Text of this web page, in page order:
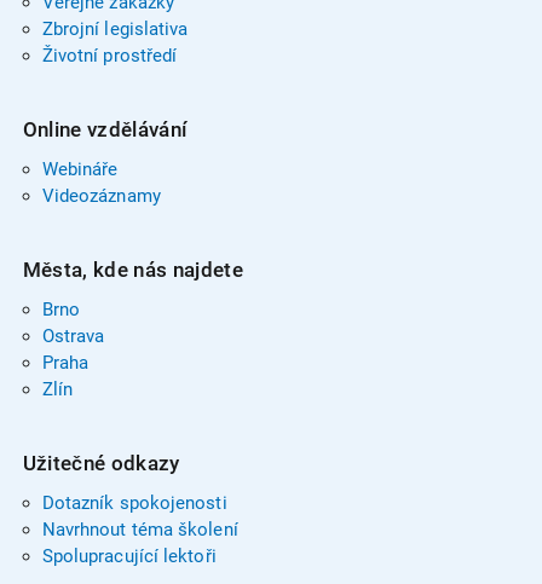
Zbrojní legislativa
Životní prostředí
Online vzdělávání
Webináře
Videozáznamy
Města, kde nás najdete
Brno
Ostrava
Praha
Zlín
Užitečné odkazy
Dotazník spokojenosti
Navrhnout téma školení
Spolupracující lektoři